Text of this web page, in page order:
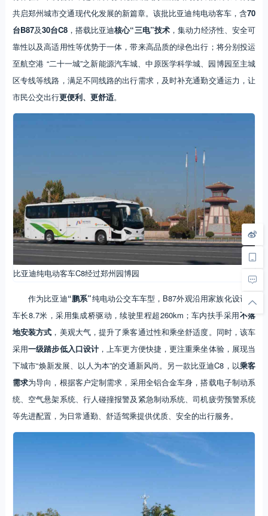
共启郑州城市交通现代化发展的新篇章。该批比亚迪纯电动客车，含70
台B87及30台C8 ，搭载比亚迪核心“三电”技术，集动力经济性、安全可
靠性以及高适用性等优势于一体，带来高品质的绿色出行；将分别投运
至航空港 “二十一城”之新能源汽车城、中原医学科学城、园博园至主城
区专线等线路，满足不同线路的出行需求，及时补充通勤交通运力，让
市民公交出行更便利、更舒适。
比亚迪纯电动客车C8经过郑州园博园
作为比亚迪“鹏系”纯电动公交车车型，B87外观沿用家族化设计，
车长8.7米，采用集成桥驱动，续驶里程超260km；车内扶手采用不落
地安装方式 ，美观大气，提升了乘客通过性和乘坐舒适度。同时，该车
采用一级踏步低入口设计，上车更方便快捷，更注重乘坐体验，展现当
下城市“焕新发展、以人为本”的交通新风尚。另一款比亚迪C8，以乘客
需求为导向，根据客户定制需求，采用全铝合金车身，搭载电子制动系
统、空气悬架系统、行人碰撞报警及紧急制动系统、司机疲劳预警系统
等先进配置，为日常通勤、舒适驾乘提供优质、安全的出行服务。